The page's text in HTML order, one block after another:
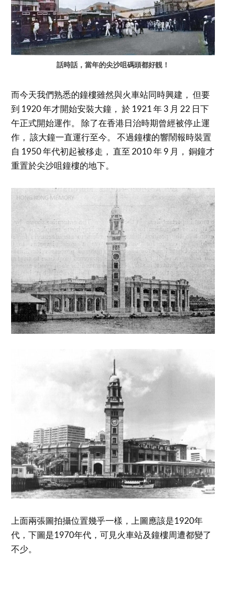
話時話，當年的尖沙咀碼頭都好靚！
而今天我們熟悉的鐘樓雖然與火車站同時興建， 但要
到 1920 年才開始安裝大鐘， 於 1921 年 3 月 22 日下
午正式開始運作。 除了在香港日治時期曾經被停止運
作， 該大鐘一直運行至今。 不過鐘樓的響鬧報時裝置
自 1950 年代初起被移走， 直至 2010 年 9 月， 銅鐘才
重置於尖沙咀鐘樓的地下。
上面兩張圖拍攝位置幾乎一樣，上圖應該是1920年
代，下圖是1970年代，可見火車站及鐘樓周遭都變了
不少。